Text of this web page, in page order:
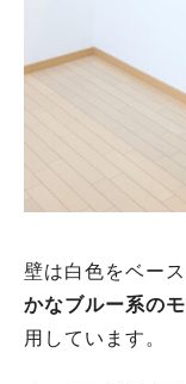
壁は白色をベー
かなブルー系の
用しています。